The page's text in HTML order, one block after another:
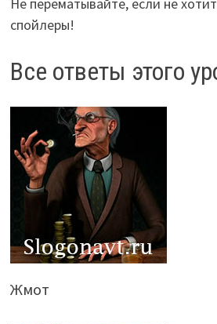
спойлеры!
Все ответы этого
Жмот